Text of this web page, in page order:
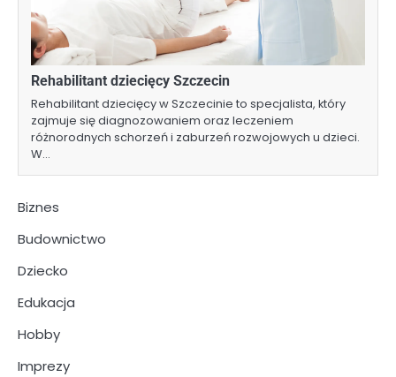
Rehabilitant dziecięcy Szczecin
Rehabilitant dziecięcy w Szczecinie to specjalista, który
zajmuje się diagnozowaniem oraz leczeniem
różnorodnych schorzeń i zaburzeń rozwojowych u dzieci.
W…
Biznes
Budownictwo
Dziecko
Edukacja
Hobby
Imprezy